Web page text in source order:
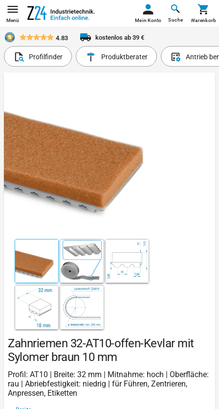
Menü Suche
Mein Konto Warenkorb
4.83 kostenlos ab 39 €
Profilfinder Produktberater Antrieb
Zahnriemen 32-AT10-offen-Kevlar mit
Sylomer braun 10 mm
Profil: AT10 | Breite: 32 mm | Mitnahme: hoch | Oberfläche:
rau | Abriebfestigkeit: niedrig | für Führen, Zentrieren,
Anpressen, Etiketten